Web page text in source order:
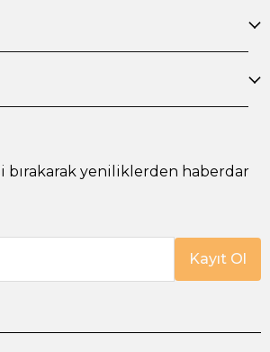
bırakarak yeniliklerden haberdar
Kayıt Ol